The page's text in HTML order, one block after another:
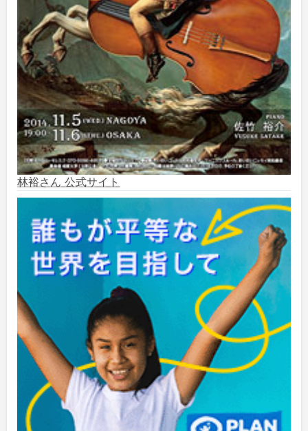
2024年10月 (5)
2024年9月 (6)
2024年8月 (10)
2024年7月 (1)
2024年6月 (6)
2024年5月 (4)
2024年2月 (1)
2023年8月 (1)
2023年5月 (2)
2023年4月
2022年1月
林裕さん 公式サイト